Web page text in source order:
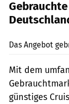
Das Angebot
Mit dem
günstiges